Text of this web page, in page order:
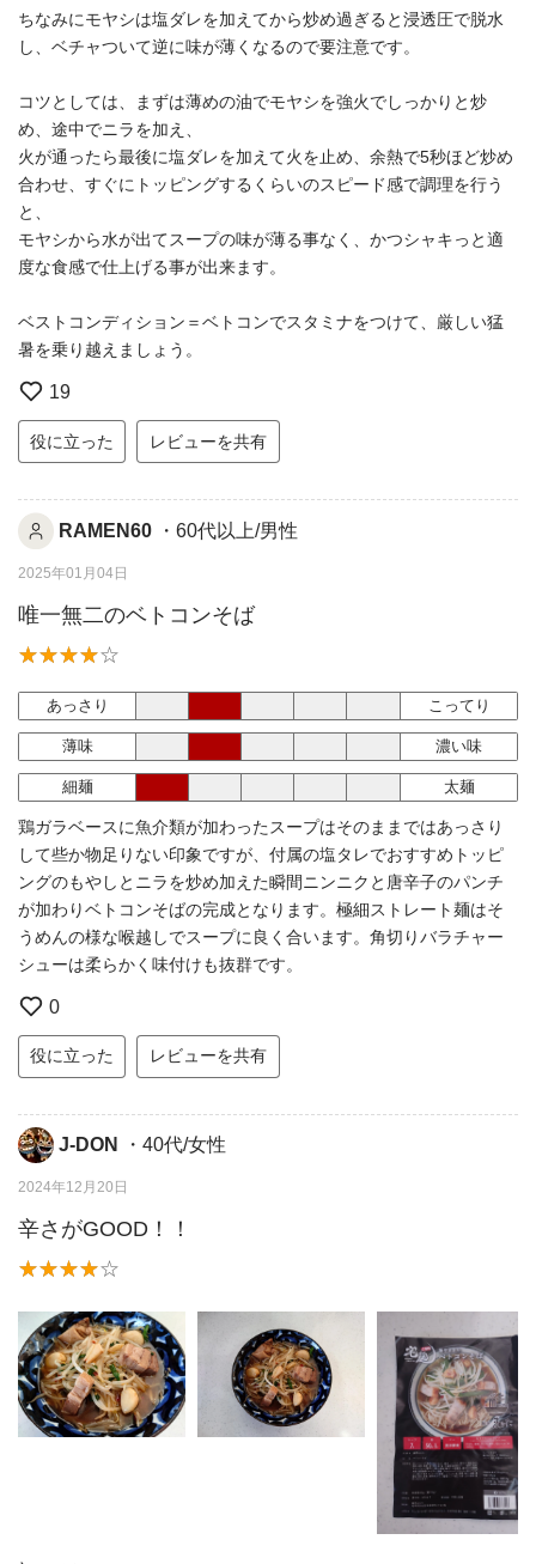
ちなみにモヤシは塩ダレを加えてから炒め過ぎると浸透圧で脱水
し、ベチャついて逆に味が薄くなるので要注意です。
コツとしては、まずは薄めの油でモヤシを強火でしっかりと炒
め、途中でニラを加え、
火が通ったら最後に塩ダレを加えて火を止め、余熱で5秒ほど炒め
合わせ、すぐにトッピングするくらいのスピード感で調理を行う
と、
モヤシから水が出てスープの味が薄る事なく、かつシャキっと適
度な食感で仕上げる事が出来ます。
ベストコンディション＝ベトコンでスタミナをつけて、厳しい猛
暑を乗り越えましょう。
19
役に立った レビューを共有
RAMEN60 ・60代以上/男性
2025年01月04日
唯一無二のベトコンそば
あっさり こってり
薄味 濃い味
細麺 太麺
鶏ガラベースに魚介類が加わったスープはそのままではあっさり
して些か物足りない印象ですが、付属の塩タレでおすすめトッピ
ングのもやしとニラを炒め加えた瞬間ニンニクと唐辛子のパンチ
が加わりベトコンそばの完成となります。極細ストレート麺はそ
うめんの様な喉越しでスープに良く合います。角切りバラチャー
シューは柔らかく味付けも抜群です。
0
役に立った レビューを共有
J-DON ・40代/女性
2024年12月20日
辛さがGOOD！！